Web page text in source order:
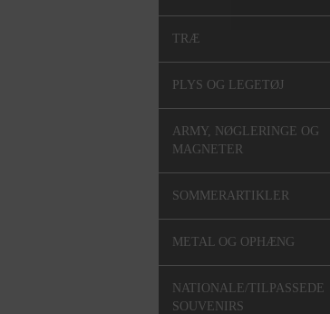
TRÆ
PLYS OG LEGETØJ
ARMY, NØGLERINGE OG
MAGNETER
SOMMERARTIKLER
METAL OG OPHÆNG
NATIONALE/TILPASSEDE
SOUVENIRS